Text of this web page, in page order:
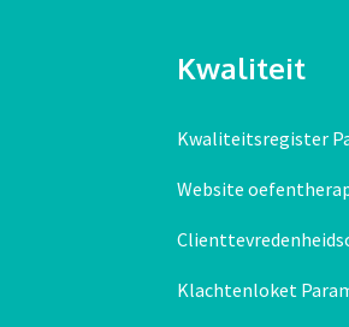
Kwaliteit
Kwaliteitsregister
Website
Klachtenloket